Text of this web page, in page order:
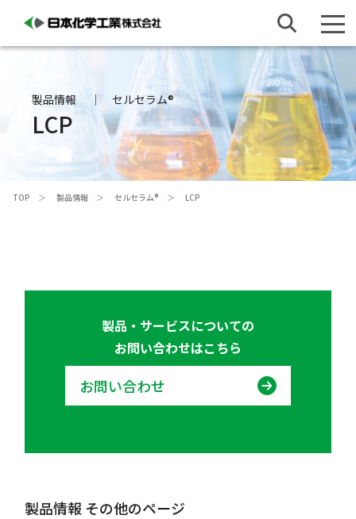
製品情報 セルセラム®
LCP
TOP 製品情報 セルセラム® LCP
製品・サービスについての
お問い合わせはこちら
お問い合わせ
製品情報 その他のページ